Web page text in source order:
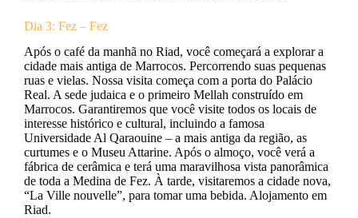
Dia 3: Fez – Fez
Após o café da manhã no Riad, você começará a explorar a
cidade mais antiga de Marrocos. Percorrendo suas pequenas
ruas e vielas. Nossa visita começa com a porta do Palácio
Real. A sede judaica e o primeiro Mellah construído em
Marrocos. Garantiremos que você visite todos os locais de
interesse histórico e cultural, incluindo a famosa
Universidade Al Qaraouine – a mais antiga da região, as
curtumes e o Museu Attarine. Após o almoço, você verá a
fábrica de cerâmica e terá uma maravilhosa vista panorâmica
de toda a Medina de Fez. À tarde, visitaremos a cidade nova,
“La Ville nouvelle”, para tomar uma bebida. Alojamento em
Riad.